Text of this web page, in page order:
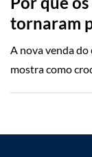
tornaram
A nova venda do
mostra como